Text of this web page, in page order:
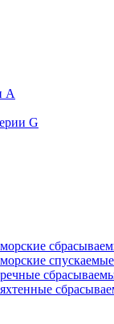
А
G
спускаемые